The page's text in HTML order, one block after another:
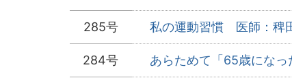
285号 私の運動習慣 医師：稗
284号 あらためて「65歳にな